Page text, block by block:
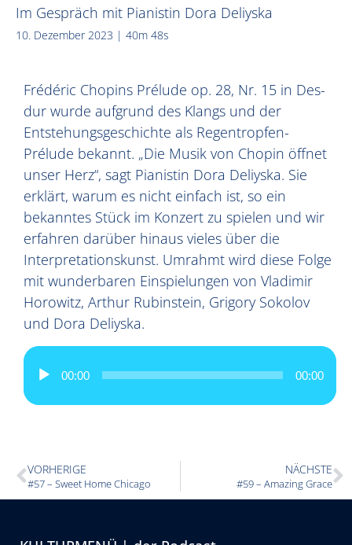
Im Gespräch mit Pianistin Dora Deliyska
10. Dezember 2023 | 40m 48s
Frédéric Chopins Prélude op. 28, Nr. 15 in Des-
dur wurde aufgrund des Klangs und der
Entstehungsgeschichte als Regentropfen-
Prélude bekannt. „Die Musik von Chopin öffnet
unser Herz“, sagt Pianistin Dora Deliyska. Sie
erklärt, warum es nicht einfach ist, so ein
bekanntes Stück im Konzert zu spielen und wir
erfahren darüber hinaus vieles über die
Interpretationskunst. Umrahmt wird diese Folge
mit wunderbaren Einspielungen von Vladimir
Horowitz, Arthur Rubinstein, Grigory Sokolov
und Dora Deliyska.
Audio-
Player00:00 00:00
VORHERIGE
#57 – Sweet Home Chicago
NÄCHSTE
#59 – Amazing Grace